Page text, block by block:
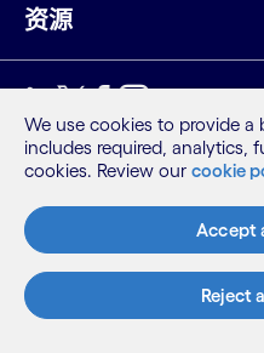
资源
领英Twitter
Facebook
Instagram
网站地图
条款
隐私保密声明
Cookie 声明
©2026 Cognizant，版权所有
We use cookies to provide a
includes required, analytics,
cookies. Review our cookie
Accept
Reject